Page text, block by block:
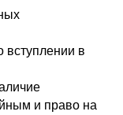
вступлении в
и право на